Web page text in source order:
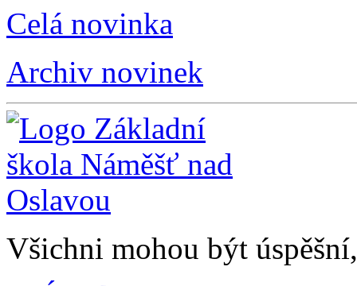
Celá novinka
Archiv novinek
Všichni mohou být